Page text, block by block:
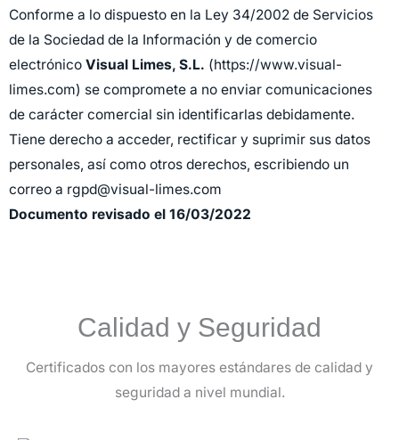
Conforme a lo dispuesto en la Ley 34/2002 de Servicios
de la Sociedad de la Información y de comercio
electrónico Visual Limes, S.L. (https://www.visual-
limes.com) se compromete a no enviar comunicaciones
de carácter comercial sin identificarlas debidamente.
Tiene derecho a acceder, rectificar y suprimir sus datos
personales, así como otros derechos, escribiendo un
correo a rgpd@visual-limes.com
Documento revisado el 16/03/2022
Calidad y Seguridad
Certificados con los mayores estándares de calidad y
seguridad a nivel mundial.